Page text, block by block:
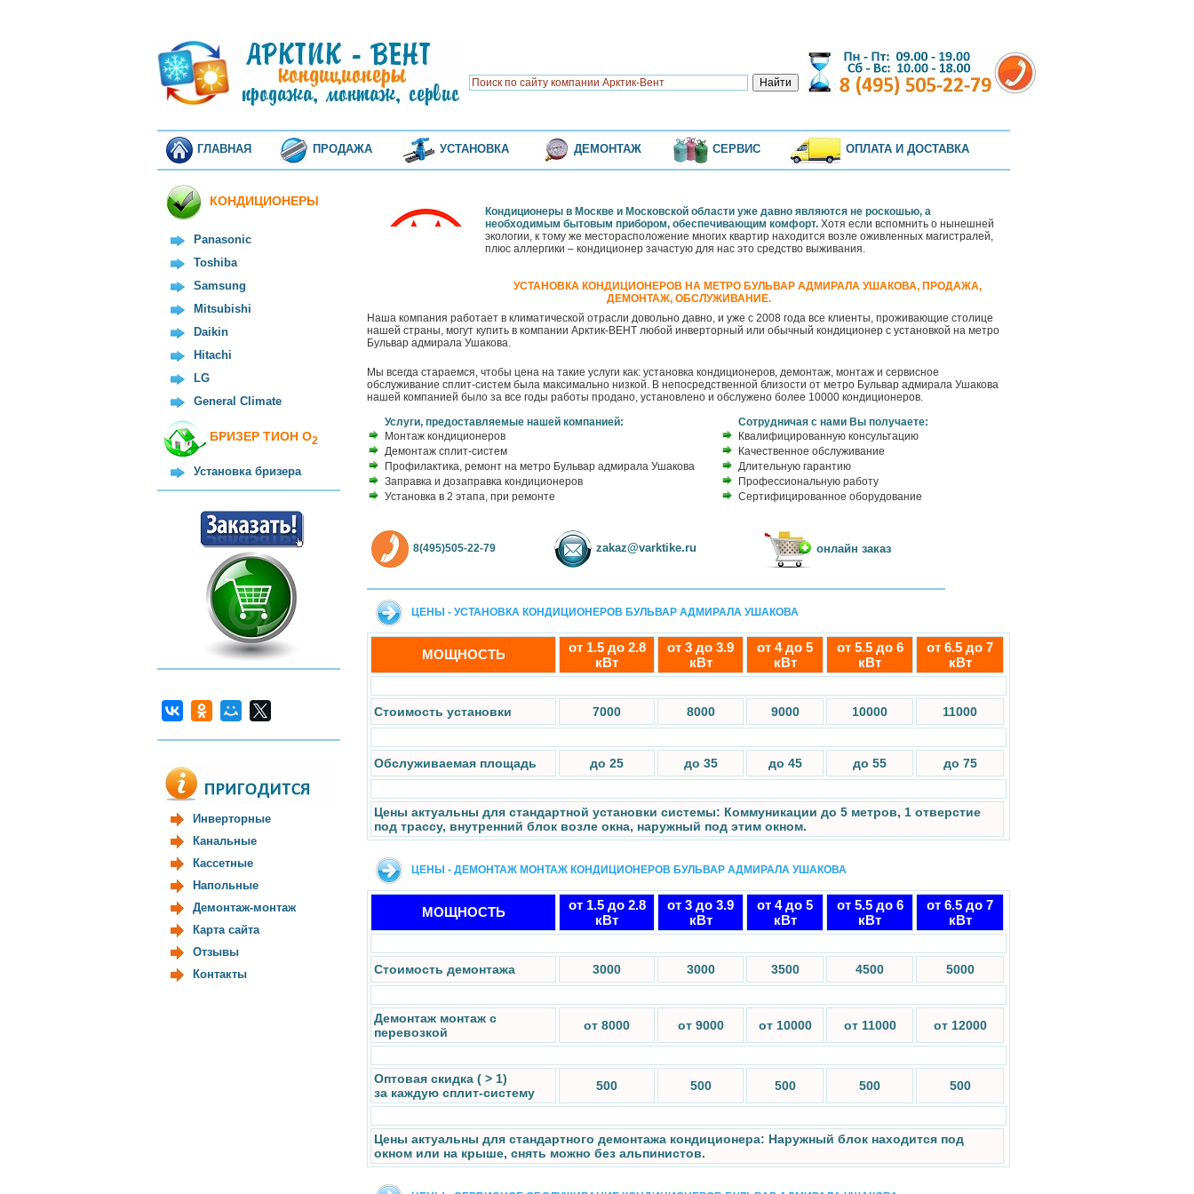
ГЛАВНАЯ ПРОДАЖА УСТАНОВКА ДЕМОНТАЖ СЕРВИС ОПЛАТА И ДОСТАВКА
КОНДИЦИОНЕРЫ
Panasonic
Toshiba
Samsung
Mitsubishi
Daikin
Hitachi
LG
General Climate
БРИЗЕР ТИОН О2
Установка бризера
Инверторные
Канальные
Кассетные
Напольные
Демонтаж-монтаж
Карта сайта
Отзывы
Контакты
Кондиционеры в Москве и Московской области уже давно являются не роскошью, а
необходимым бытовым прибором, обеспечивающим комфорт. Хотя если вспомнить о нынешней
экологии, к тому же месторасположение многих квартир находится возле оживленных магистралей,
плюс аллергики – кондиционер зачастую для нас это средство выживания.
УСТАНОВКА КОНДИЦИОНЕРОВ НА МЕТРО БУЛЬВАР АДМИРАЛА УШАКОВА, ПРОДАЖА,
ДЕМОНТАЖ, ОБСЛУЖИВАНИЕ.
Наша компания работает в климатической отрасли довольно давно, и уже с 2008 года все клиенты, проживающие столице
нашей страны, могут купить в компании Арктик-ВЕНТ любой инверторный или обычный кондиционер с установкой на метро
Бульвар адмирала Ушакова.
Мы всегда стараемся, чтобы цена на такие услуги как: установка кондиционеров, демонтаж, монтаж и сервисное
обслуживание сплит-систем была максимально низкой. В непосредственной близости от метро Бульвар адмирала Ушакова
нашей компанией было за все годы работы продано, установлено и обслужено более 10000 кондиционеров.
Услуги, предоставляемые нашей компанией:
Монтаж кондиционеров
Демонтаж сплит-систем
Профилактика, ремонт на метро Бульвар адмирала Ушакова
Заправка и дозаправка кондиционеров
Установка в 2 этапа, при ремонте
Сотрудничая с нами Вы получаете:
Квалифицированную консультацию
Качественное обслуживание
Длительную гарантию
Профессиональную работу
Сертифицированное оборудование
8(495)505-22-79 zakaz@varktike.ru онлайн заказ
ЦЕНЫ - УСТАНОВКА КОНДИЦИОНЕРОВ БУЛЬВАР АДМИРАЛА УШАКОВА
МОЩНОСТЬ
от 1.5 до 2.8
кВт
от 3 до 3.9
кВт
от 4 до 5
кВт
от 5.5 до 6
кВт
от 6.5 до 7
кВт
Стоимость установки 7000 8000 9000 10000 11000
Обслуживаемая площадь до 25 до 35 до 45 до 55 до 75
Цены актуальны для стандартной установки системы: Коммуникации до 5 метров, 1 отверстие
под трассу, внутренний блок возле окна, наружный под этим окном.
ЦЕНЫ - ДЕМОНТАЖ МОНТАЖ КОНДИЦИОНЕРОВ БУЛЬВАР АДМИРАЛА УШАКОВА
МОЩНОСТЬ
от 1.5 до 2.8
кВт
от 3 до 3.9
кВт
от 4 до 5
кВт
от 5.5 до 6
кВт
от 6.5 до 7
кВт
Стоимость демонтажа 3000 3000 3500 4500 5000
Демонтаж монтаж с
перевозкой
от 8000 от 9000 от 10000 от 11000 от 12000
Оптовая скидка ( > 1)
за каждую сплит-систему
500 500 500 500 500
Цены актуальны для стандартного демонтажа кондиционера: Наружный блок находится под
окном или на крыше, снять можно без альпинистов.